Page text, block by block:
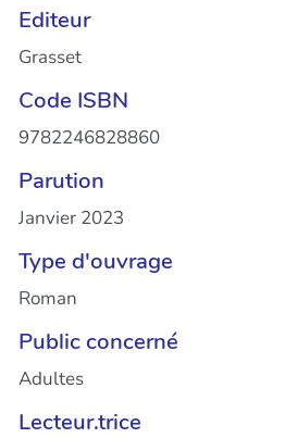
Editeur
Grasset
Code ISBN
9782246828860
Parution
Janvier 2023
Type d'ouvrage
Roman
Public concerné
Adultes
Lecteur.trice